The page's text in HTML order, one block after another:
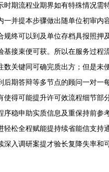
期流程业期界如有特殊情况
并提本步骤做出随单位初审
终可以到及单位存档具报照
接束便可获。所以在服务过
关键同可确完质出方；但是未
期答辩等多节点的顾问一对
得可能提升许可效流程细节
稳申助实质信息及重保持前
松全程赋能提持续省能信支
入调研案提才验长复降失率